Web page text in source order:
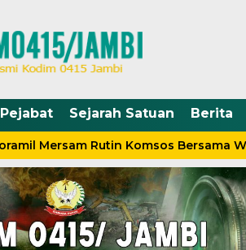
Pejabat Sejarah Satuan Berita
Mersam Rutin Komsos Bersama